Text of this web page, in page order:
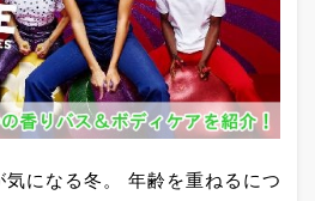
気になる冬。 年齢を重ねるにつ